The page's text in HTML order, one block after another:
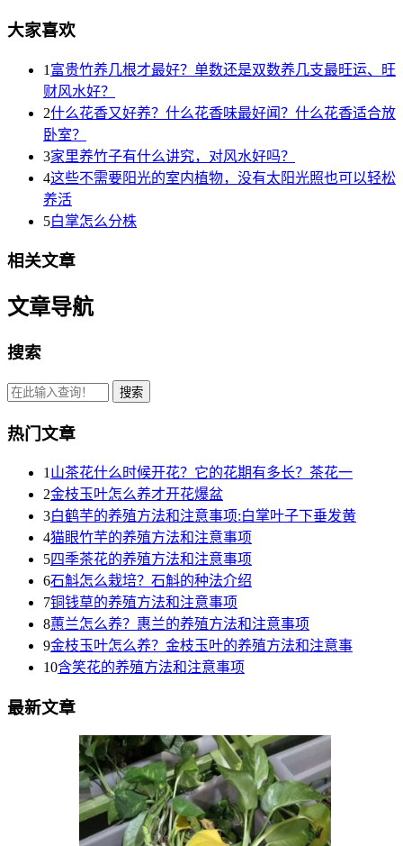
大家喜欢
1 富贵竹养几根才最好？单数还是双数养几支最旺运、旺
财风水好？
2什么花香又好养？什么花香味最好闻？什么花香适合放
卧室？
3家里养竹子有什么讲究，对风水好吗？
4这些不需要阳光的室内植物，没有太阳光照也可以轻松
养活
5白掌怎么分株
相关文章
文章导航
搜索
热门文章
1 山茶花什么时候开花？它的花期有多长？茶花一
2金枝玉叶怎么养才开花爆盆
3白鹤芋的养殖方法和注意事项:白掌叶子下垂发黄
4猫眼竹芋的养殖方法和注意事项
5四季茶花的养殖方法和注意事项
6石斛怎么栽培？石斛的种法介绍
7铜钱草的养殖方法和注意事项
8蕙兰怎么养？惠兰的养殖方法和注意事项
9金枝玉叶怎么养？金枝玉叶的养殖方法和注意事
10含笑花的养殖方法和注意事项
最新文章